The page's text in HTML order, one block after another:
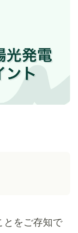
とをご存知で